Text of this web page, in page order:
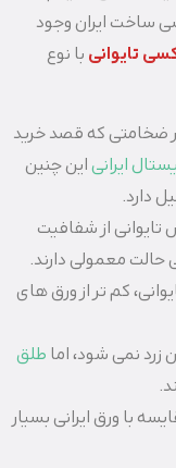
ساخت ایران وجود
تایوانی با نوع
ضخامتی که قصد خرید
ایرانیاین چنین
از شفافیت
حالت معمولی دارند.
کم تر از ورق های
زرد نمی شود، اما طلق
با ورق ایرانی بسیار